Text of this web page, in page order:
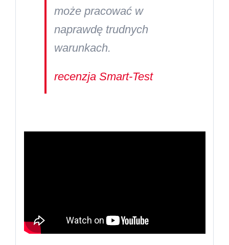
może pracować w
naprawdę trudnych
warunkach.
recenzja Smart-Test